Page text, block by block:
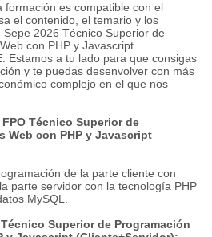
formación es compatible con el
el contenido, el temario y los
2026 Técnico Superior de
con PHP y Javascript
Estamos a tu lado para que consigas
y te puedas desenvolver con más
complejo en el que nos
Técnico Superior de
Web con PHP y Javascript
de la parte cliente con
parte servidor con la tecnología PHP
MySQL.
Superior de Programación